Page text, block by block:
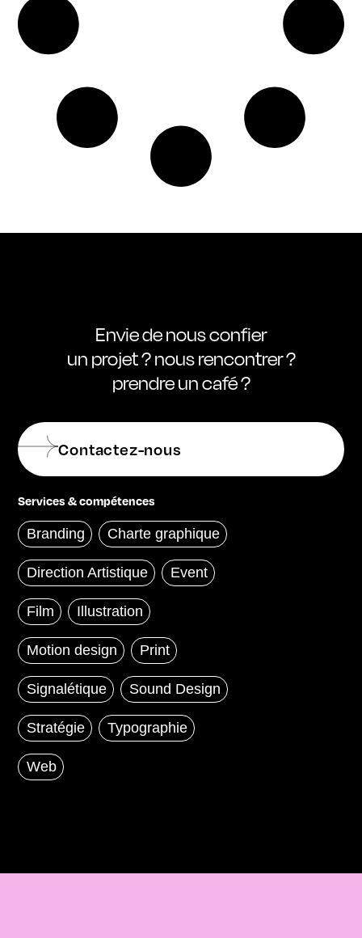
Envie de nous confier
un projet ? nous rencontrer ?
prendre un café ?
Contactez-nous
Services & compétences
Branding Charte graphique
Direction Artistique Event
Film Illustration
Motion design Print
Signalétique Sound Design
Stratégie Typographie
Web